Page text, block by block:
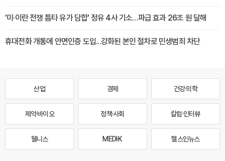
'미·이란 전쟁 틈타 유가 담합' 정유 4사 기소…파급 효과 26조 원 달해
휴대전화 개통에 안면인증 도입...강화된 본인 절차로 민생범죄 차단
산업 경제 건강·의학
제약·바이오 정책·사회 칼럼·인터뷰
웰니스 MEDI·K 헬스인뉴스